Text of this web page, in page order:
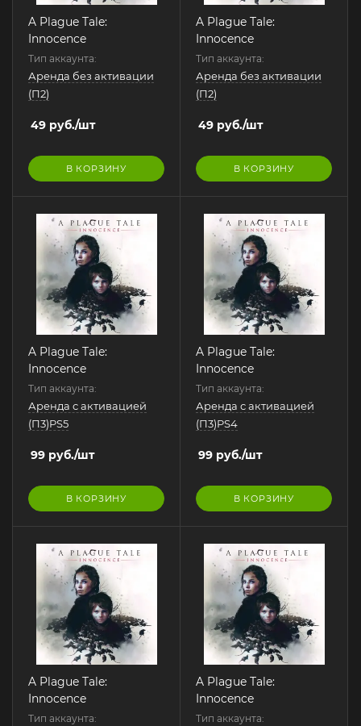
A Plague Tale:
Innocence
Тип аккаунта:
Аренда без активации
(П2)
49 руб./шт
В КОРЗИНУ
A Plague Tale:
Innocence
Тип аккаунта:
Аренда без активации
(П2)
49 руб./шт
В КОРЗИНУ
A Plague Tale:
Innocence
Тип аккаунта:
Аренда с активацией
(П3)PS5
99 руб./шт
В КОРЗИНУ
A Plague Tale:
Innocence
Тип аккаунта:
Аренда с активацией
(П3)PS4
99 руб./шт
В КОРЗИНУ
A Plague Tale:
Innocence
Тип аккаунта:
A Plague Tale:
Innocence
Тип аккаунта: